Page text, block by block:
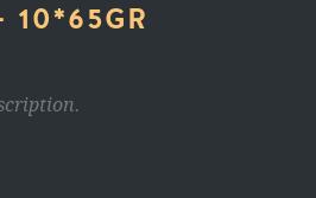
10*65GR